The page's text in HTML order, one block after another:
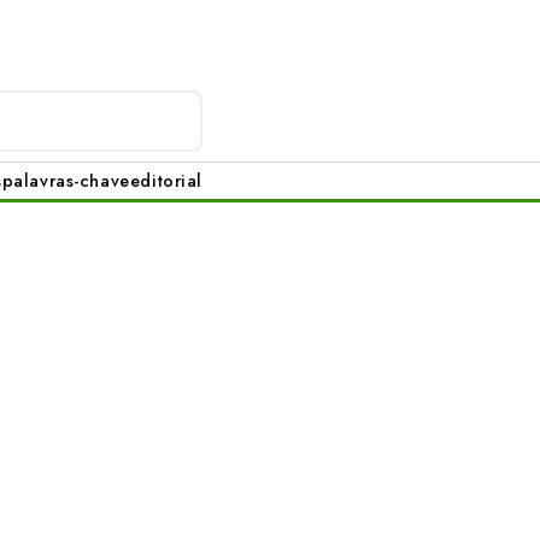
palavras-chaveeditorial